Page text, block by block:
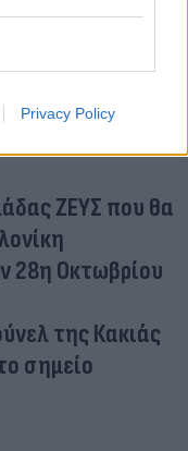
Privacy Policy
ΖΕΥΣ που θα
28η Οκτωβρίου
της Κακιάς
σημείο